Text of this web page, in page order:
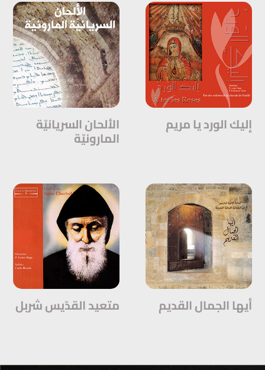
كلمات :الليتورجيا المارونيّة
فرّحت المدعوين
لحن : رَمْرِمَين
كلمات :الليتورجيا المارونيّة
يا ذا اللطف
نبع الحياة
لحن : طوبَيْك عيتُا
كلمات :الليتورجيا المارونيّة
أيّ حبٍّ
لحن : بَلبيبوتُا عَشينْتُا
سارت إشاعة
إليك الورد يا مريم الألحان السريانيّة
المارونيّة
أيها الجمال القديم متعيد القدّيس شربل